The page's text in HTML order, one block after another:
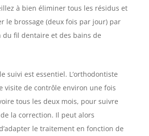
à bien éliminer tous les résidus et
le brossage (deux fois par jour) par
du fil dentaire et des bains de
suivi est essentiel. L’orthodontiste
visite de contrôle environ une fois
tous les deux mois, pour suivre
de la correction. Il peut alors
le traitement en fonction de